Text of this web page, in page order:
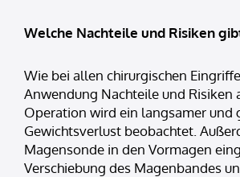
Welche Nachteile und Risiken
Wie bei allen chirurgischen
Anwendung Nachteile und Risiken
Operation wird ein langsamer und
Gewichtsverlust beobachtet.
Magensonde in den Vormagen
Verschiebung des Magenbandes